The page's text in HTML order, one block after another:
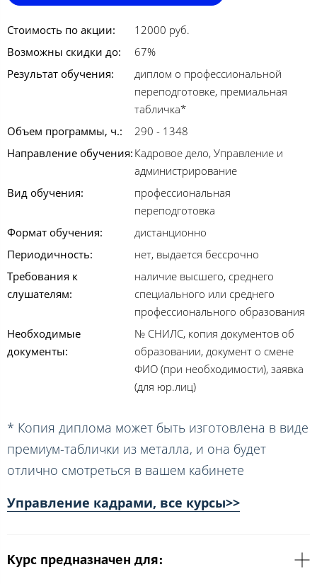
Стоимость по акции:
12000 руб.
Возможны скидки до:
67%
Результат обучения:
диплом о профессиональной
переподготовке, премиальная
табличка*
Объем программы, ч.:
290 - 1348
Направление обучения: Кадровое дело, Управление и
администрирование
Вид обучения:
профессиональная
переподготовка
Формат обучения:
дистанционно
Периодичность:
нет, выдается бессрочно
Требования к
слушателям:
наличие высшего, среднего
специального или среднего
профессионального образования
Необходимые
документы:
№ СНИЛС, копия документов об
образовании, документ о смене
ФИО (при необходимости), заявка
(для юр.лиц)
* Копия диплома может быть изготовлена в виде
премиум-таблички из металла, и она будет
отлично смотреться в вашем кабинете
Управление кадрами, все курсы>>
Курс предназначен для: